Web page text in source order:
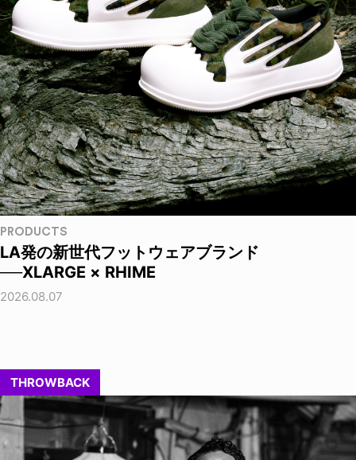
PRODUCTS
LA発の新世代フットウェアブランド
──XLARGE × RHIME
2026.08.07
THROWBACK